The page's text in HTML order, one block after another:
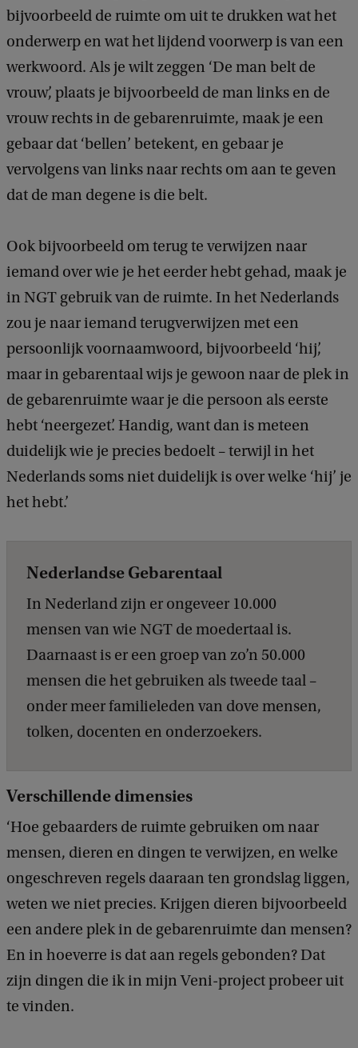
bijvoorbeeld de ruimte om uit te drukken wat het
onderwerp en wat het lijdend voorwerp is van een
werkwoord. Als je wilt zeggen ‘De man belt de
vrouw’, plaats je bijvoorbeeld de man links en de
vrouw rechts in de gebarenruimte, maak je een
gebaar dat ‘bellen’ betekent, en gebaar je
vervolgens van links naar rechts om aan te geven
dat de man degene is die belt.
Ook bijvoorbeeld om terug te verwijzen naar
iemand over wie je het eerder hebt gehad, maak je
in NGT gebruik van de ruimte. In het Nederlands
zou je naar iemand terugverwijzen met een
persoonlijk voornaamwoord, bijvoorbeeld ‘hij’,
maar in gebarentaal wijs je gewoon naar de plek in
de gebarenruimte waar je die persoon als eerste
hebt ‘neergezet’. Handig, want dan is meteen
duidelijk wie je precies bedoelt – terwijl in het
Nederlands soms niet duidelijk is over welke ‘hij’ je
het hebt.’
Nederlandse Gebarentaal
In Nederland zijn er ongeveer 10.000
mensen van wie NGT de moedertaal is.
Daarnaast is er een groep van zo’n 50.000
mensen die het gebruiken als tweede taal –
onder meer familieleden van dove mensen,
tolken, docenten en onderzoekers.
Verschillende dimensies
‘Hoe gebaarders de ruimte gebruiken om naar
mensen, dieren en dingen te verwijzen, en welke
ongeschreven regels daaraan ten grondslag liggen,
weten we niet precies. Krijgen dieren bijvoorbeeld
een andere plek in de gebarenruimte dan mensen?
En in hoeverre is dat aan regels gebonden? Dat
zijn dingen die ik in mijn Veni-project probeer uit
te vinden.